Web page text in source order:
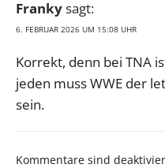
Frankysagt:
6. FEBRUAR 2026 UM 15:08 UHR
Korrekt, denn bei TNA
jeden muss WWE der
sein.
Kommentare sind